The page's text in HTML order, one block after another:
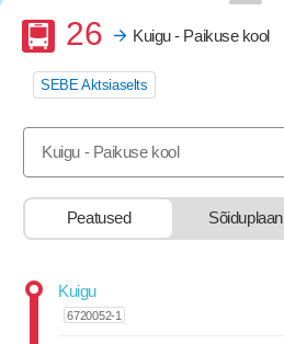
Buss
26 Kuigu - Paikuse kool
SEBE Aktsiaselts
Kuigu - Paikuse kool
Peatused Sõiduplaan
stop-list-update.sr-instructions
Kuigu
6720052-1